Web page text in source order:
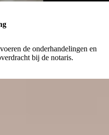
de onderhandelingen en
bij de notaris.